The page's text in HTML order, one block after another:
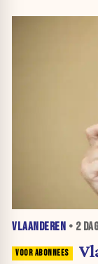
VLAANDEREN • 2